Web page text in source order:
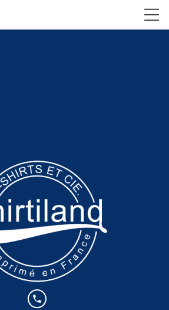
local_phone